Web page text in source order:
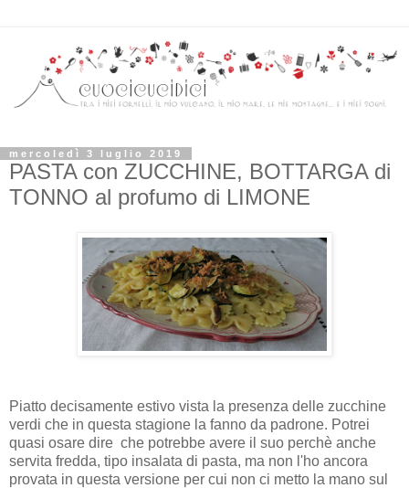
mercoledì 3 luglio 2019
PASTA con ZUCCHINE, BOTTARGA di
TONNO al profumo di LIMONE
Piatto decisamente estivo vista la presenza delle zucchine
verdi che in questa stagione la fanno da padrone. Potrei
quasi osare dire che potrebbe avere il suo perchè anche
servita fredda, tipo insalata di pasta, ma non l'ho ancora
provata in questa versione per cui non ci metto la mano sul